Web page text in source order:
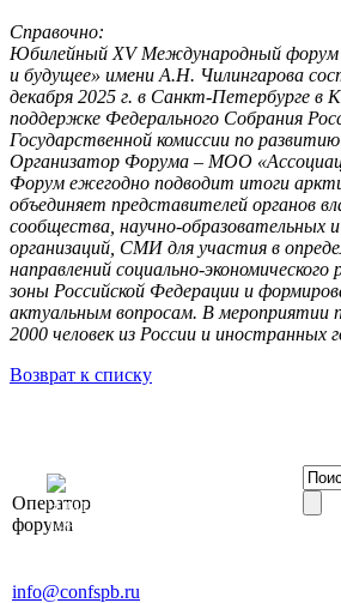
Справочно:
Юбилейный XV Международный
и будущее» имени А.Н. Чилингарова
декабря 2025 г. в Санкт-Петербурге в
поддержке Федерального Собрания
Государственной комиссии по
Организатор Форума – МОО
Форум ежегодно подводит итоги
объединяет представителей органов
сообщества, научно-образовательных и
организаций, СМИ для участия в
направлений социально-
зоны Российской Федерации и
актуальным вопросам. В мероприятии
2000 человек из России и иностранных
Возврат к списку
Оператор
форума
Элит»
196191, г. Санкт-Петербург,
info@confspb.ru